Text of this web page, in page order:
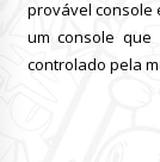
provável console
um console que
controlado pela